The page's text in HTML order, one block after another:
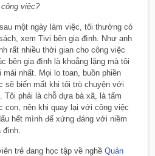
việc?
một ngày làm việc, tôi thường có
xem Tivi bên gia đình. Như anh
rất nhiều thời gian cho công việc
bên gia đình là khoẳng lặng mà tôi
mái nhất. Mọi lo toan, buồn phiền
sẽ biến mất khi tôi trò chuyện với
Tôi phải là chỗ dựa bà xã, là tấm
con, nên khi quay lại với công việc
hết mình để xứng đáng với niềm
trẻ đang học tập về nghề Quản